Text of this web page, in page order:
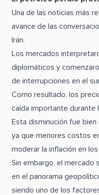
Una de las noticias más
avance de las
Irán.
Los mercados
diplomáticos y
de interrupciones en el
Como resultado, los
caída importante durante
Esta disminución fue
ya que menores costos
moderar la inflación en
Sin embargo, el mercado
en el panorama
siendo uno de los